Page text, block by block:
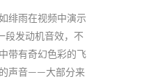
绯雨在视频中演示
段发动机音效，不
带有奇幻色彩的飞
声音——大部分来